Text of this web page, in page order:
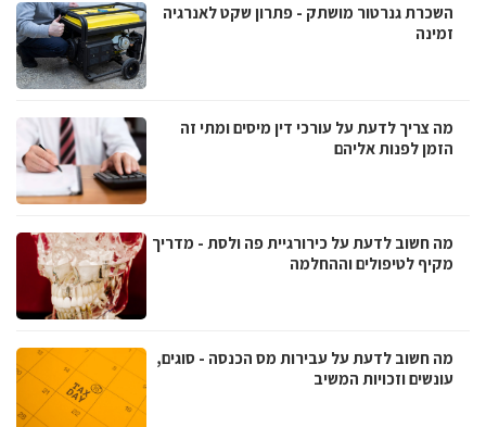
השכרת גנרטור מושתק - פתרון שקט לאנרגיה
זמינה
מה צריך לדעת על עורכי דין מיסים ומתי זה
הזמן לפנות אליהם
מה חשוב לדעת על כירורגיית פה ולסת - מדריך
מקיף לטיפולים וההחלמה
מה חשוב לדעת על עבירות מס הכנסה - סוגים,
עונשים וזכויות המשיב